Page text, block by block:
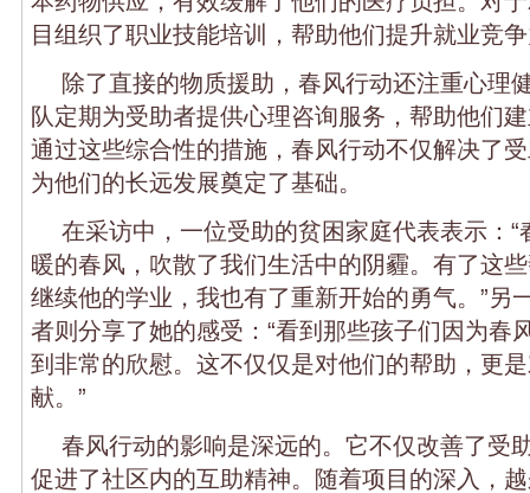
目组织了职业技能培训，帮助他们提升就业竞
除了直接的物质援助，春风行动还注重心理
队定期为受助者提供心理咨询服务，帮助他们
通过这些综合性的措施，春风行动不仅解决了
为他们的长远发展奠定了基础。
在采访中，一位受助的贫困家庭代表表示：
暖的春风，吹散了我们生活中的阴霾。有了这
继续他的学业，我也有了重新开始的勇气。”另
者则分享了她的感受：“看到那些孩子们因为春
到非常的欣慰。这不仅仅是对他们的帮助，更
献。”
春风行动的影响是深远的。它不仅改善了受
促进了社区内的互助精神。随着项目的深入，